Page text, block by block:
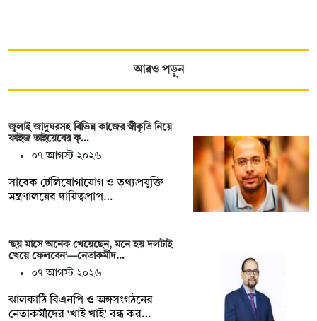
আরও পড়ুন
জুলাই জাদুঘরসহ বিভিন্ন কাজের স্বীকৃতি নিয়ে
ফাইজ তাইয়েবের ক্…
০৭ আগস্ট ২০২৬
সাবেক টেলিযোগাযোগ ও তথ্যপ্রযুক্তি
মন্ত্রণালয়ের দায়িত্বপ্রাপ…
‘ছয় মাসে অনেক খেয়েছেন, মনে হয় দলটাই
খেয়ে ফেলবেন’—নেতাকর্মীদ…
০৭ আগস্ট ২০২৬
ঝালকাঠি বিএনপি ও অঙ্গসংগঠনের
নেতাকর্মীদের ‘খাই খাই’ বন্ধ কর…